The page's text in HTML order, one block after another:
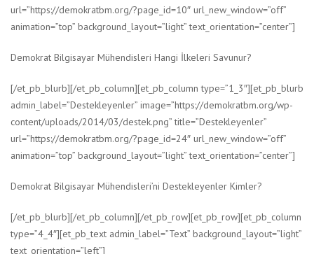
url=”https://demokratbm.org/?page_id=10″ url_new_window=”off”
animation=”top” background_layout=”light” text_orientation=”center”]
Demokrat Bilgisayar Mühendisleri Hangi İlkeleri Savunur?
[/et_pb_blurb][/et_pb_column][et_pb_column type=”1_3″][et_pb_blurb
admin_label=”Destekleyenler” image=”https://demokratbm.org/wp-
content/uploads/2014/03/destek.png” title=”Destekleyenler”
url=”https://demokratbm.org/?page_id=24″ url_new_window=”off”
animation=”top” background_layout=”light” text_orientation=”center”]
Demokrat Bilgisayar Mühendisleri’ni Destekleyenler Kimler?
[/et_pb_blurb][/et_pb_column][/et_pb_row][et_pb_row][et_pb_column
type=”4_4″][et_pb_text admin_label=”Text” background_layout=”light”
text_orientation=”left”]